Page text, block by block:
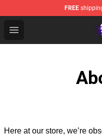
FREE
Open menu
Kimetsu no Yaiba
Here at our store, we’re